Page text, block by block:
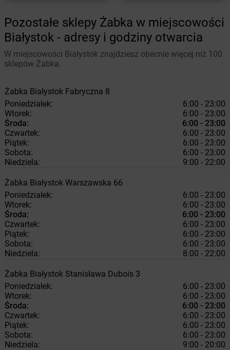
Pozostałe sklepy Żabka w miejscowości
Białystok - adresy i godziny otwarcia
W miejscowości Białystok znajdziesz obecnie więcej niż 100
sklepów Żabka.
Żabka Białystok Fabryczna 8
Poniedziałek:
6:00 - 23:00
Wtorek:
6:00 - 23:00
Środa:
6:00 - 23:00
Czwartek:
6:00 - 23:00
Piątek:
6:00 - 23:00
Sobota:
6:00 - 23:00
Niedziela:
9:00 - 22:00
Żabka Białystok Warszawska 66
Poniedziałek:
6:00 - 23:00
Wtorek:
6:00 - 23:00
Środa:
6:00 - 23:00
Czwartek:
6:00 - 23:00
Piątek:
6:00 - 23:00
Sobota:
6:00 - 23:00
Niedziela:
8:00 - 22:00
Żabka Białystok Stanisława Dubois 3
Poniedziałek:
6:00 - 23:00
Wtorek:
6:00 - 23:00
Środa:
6:00 - 23:00
Czwartek:
6:00 - 23:00
Piątek:
6:00 - 23:00
Sobota:
6:00 - 23:00
Niedziela:
9:00 - 20:00